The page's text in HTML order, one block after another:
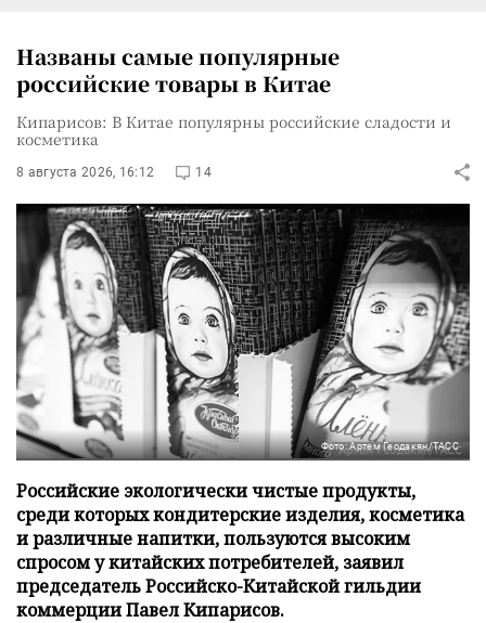
Названы самые популярные
российские товары в Китае
Кипарисов: В Китае популярны российские сладости и
косметика
8 августа 2026, 16:12 14
Фото: Артем Геодакян/ТАСС
Российские экологически чистые продукты,
среди которых кондитерские изделия, косметика
и различные напитки, пользуются высоким
спросом у китайских потребителей, заявил
председатель Российско-Китайской гильдии
коммерции Павел Кипарисов.